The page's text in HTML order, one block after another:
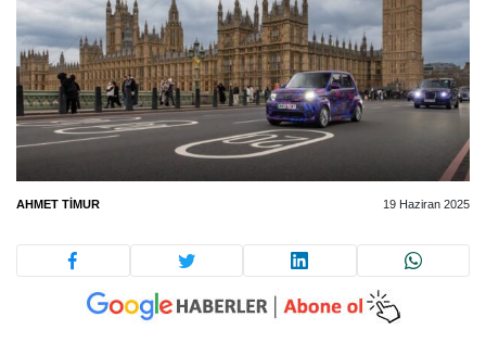
AHMET TIMUR 19 Haziran 2025